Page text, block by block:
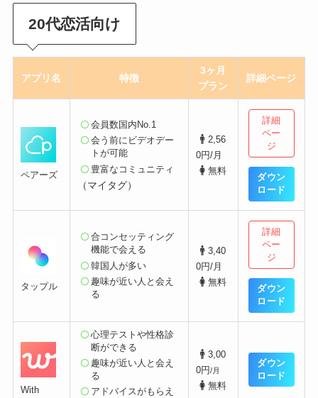
20代恋活向け
アプリ名 特徴
3ヶ月
プラン
詳細ページ
ペアーズ
会員数国内No.1
会う前にビデオデー
トが可能
豊富なコミュニティ
（マイタグ）
2,56
0円/月
無料
詳細
ペー
ジ
ダウン
ロード
タップル
合コンセッティング
機能で会える
韓国人が多い
趣味が近い人と会え
る
3,40
0円/月
無料
詳細
ペー
ジ
ダウン
ロード
With
心理テストや性格診
断ができる
趣味が近い人と会え
る
アドバイスがもらえ
3,00
0円/月
無料
ダウン
ロード